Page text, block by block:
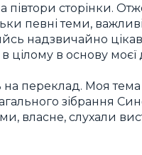
півтори сторінки.
певні теми,
надзвичайно
цілому в основу моєї
переклад. Моя тема
зібрання
власне, слухали